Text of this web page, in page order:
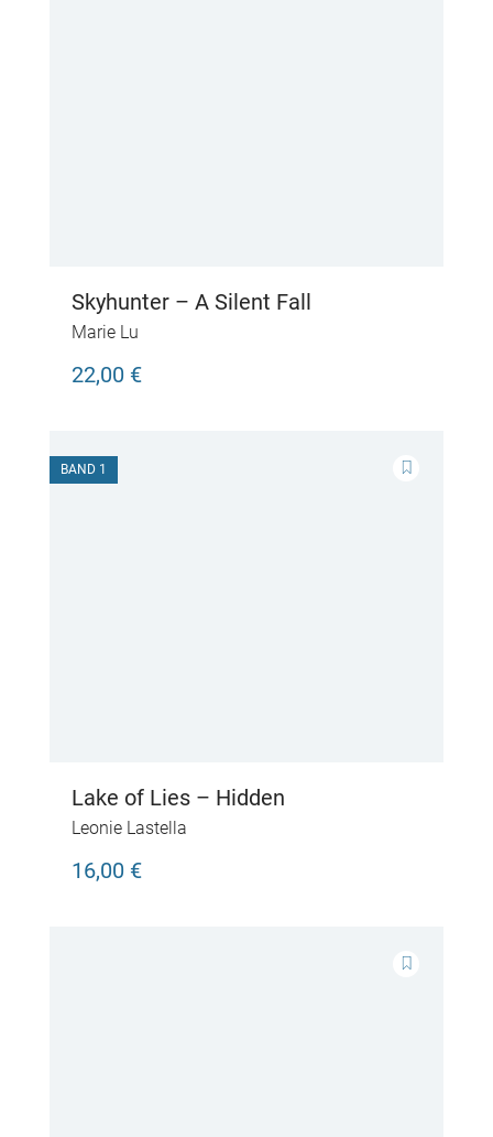
Skyhunter – A Silent Fall
Marie Lu
22,00 €
BAND 1
Lake of Lies – Hidden
Leonie Lastella
16,00 €